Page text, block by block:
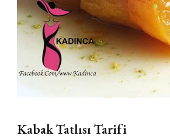
Kabak Tatlısı Tarifi